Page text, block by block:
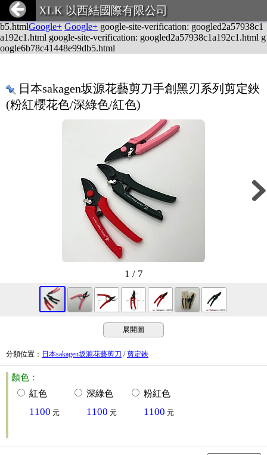
google-site-verification: googled2a57938c1a192c1.html
le+ Google+Google+google-site-verification: google6b78c41448e99d
b5.htmlGoogle+ Google+ google-site-verification: googled2a57938c1
a192c1.html google-site-verification: googled2a57938c1a192c1.html g
oogle6b78c41448e99db5.html
XLK 以西結國際有限公司
日本sakagen坂源花藝剪刀手創黑刃系列剪定鋏
(粉紅櫻花色/深綠色/紅色)
1 / 7
展開圖
分類位置 ： 日本sakagen坂源花藝剪刀 /剪定鋏
顏色：
紅色
1100 元
深綠色
1100 元
粉紅色
1100 元